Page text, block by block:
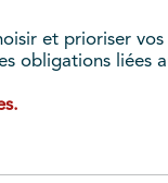
et prioriser vos
obligations liées